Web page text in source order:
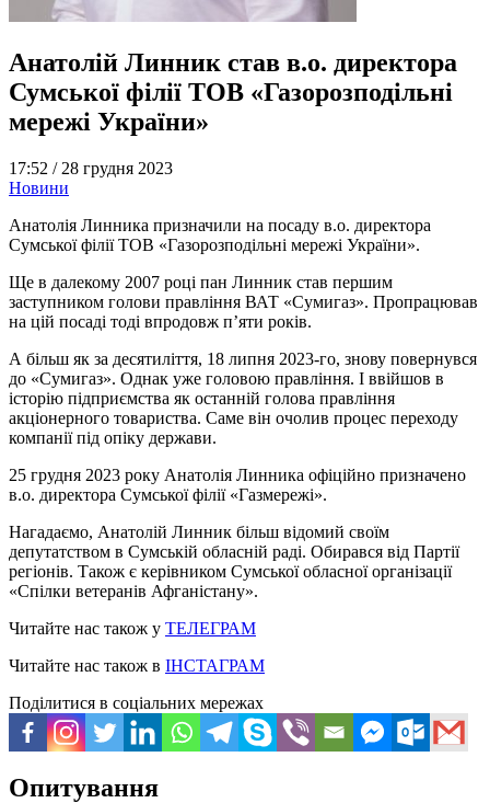
Анатолій Линник став в.о. директора
Сумської філії ТОВ «Газорозподільні
мережі України»
17:52 / 28 грудня 2023
Новини
Анатолія Линника призначили на посаду в.о. директора
Сумської філії ТОВ «Газорозподільні мережі України».
Ще в далекому 2007 році пан Линник став першим
заступником голови правління ВАТ «Сумигаз». Пропрацював
на цій посаді тоді впродовж п’яти років.
А більш як за десятиліття, 18 липня 2023-го, знову повернувся
до «Сумигаз». Однак уже головою правління. І ввійшов в
історію підприємства як останній голова правління
акціонерного товариства. Саме він очолив процес переходу
компанії під опіку держави.
25 грудня 2023 року Анатолія Линника офіційно призначено
в.о. директора Сумської філії «Газмережі».
Нагадаємо, Анатолій Линник більш відомий своїм
депутатством в Сумській обласній раді. Обирався від Партії
регіонів. Також є керівником Сумської обласної організації
«Спілки ветеранів Афганістану».
Читайте нас також у ТЕЛЕГРАМ
Читайте нас також в ІНСТАГРАМ
Поділитися в соціальних мережах
Опитування